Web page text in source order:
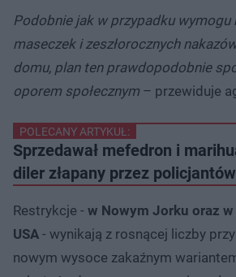
Podobnie jak w przypadku wymogu
maseczek i zeszłorocznych
domu, plan ten prawdopodobnie
oporem społecznym – przewiduje
POLECANY ARTYKUŁ:
Sprzedawał mefedron i
diler złapany przez
Restrykcje - w Nowym Jorku oraz
USA - wynikają z rosnącej liczby
nowym wysoce zakaźnym